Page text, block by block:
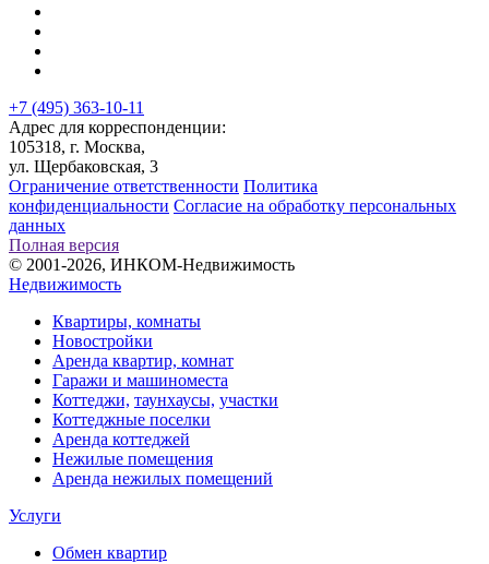
+7 (495) 363-10-11
Адрес для корреспонденции:
105318, г. Москва,
ул. Щербаковская, 3
Ограничение ответственности Политика
конфиденциальности Согласие на обработку персональных
данных
Полная версия
© 2001-2026, ИНКОМ-Недвижимость
Недвижимость
Квартиры, комнаты
Новостройки
Аренда квартир, комнат
Гаражи и машиноместа
Коттеджи, таунхаусы, участки
Коттеджные поселки
Аренда коттеджей
Нежилые помещения
Аренда нежилых помещений
Услуги
Обмен квартир